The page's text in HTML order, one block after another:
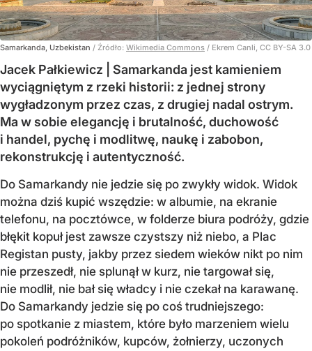
Samarkanda, Uzbekistan / Źródło: Wikimedia Commons / Ekrem Canli, CC BY-SA 3.0
Jacek Pałkiewicz | Samarkanda jest kamieniem
wyciągniętym z rzeki historii: z jednej strony
wygładzonym przez czas, z drugiej nadal ostrym.
Ma w sobie elegancję i brutalność, duchowość
i handel, pychę i modlitwę, naukę i zabobon,
rekonstrukcję i autentyczność.
Do Samarkandy nie jedzie się po zwykły widok. Widok
można dziś kupić wszędzie: w albumie, na ekranie
telefonu, na pocztówce, w folderze biura podróży, gdzie
błękit kopuł jest zawsze czystszy niż niebo, a Plac
Registan pusty, jakby przez siedem wieków nikt po nim
nie przeszedł, nie splunął w kurz, nie targował się,
nie modlił, nie bał się władcy i nie czekał na karawanę.
Do Samarkandy jedzie się po coś trudniejszego:
po spotkanie z miastem, które było marzeniem wielu
pokoleń podróżników, kupców, żołnierzy, uczonych